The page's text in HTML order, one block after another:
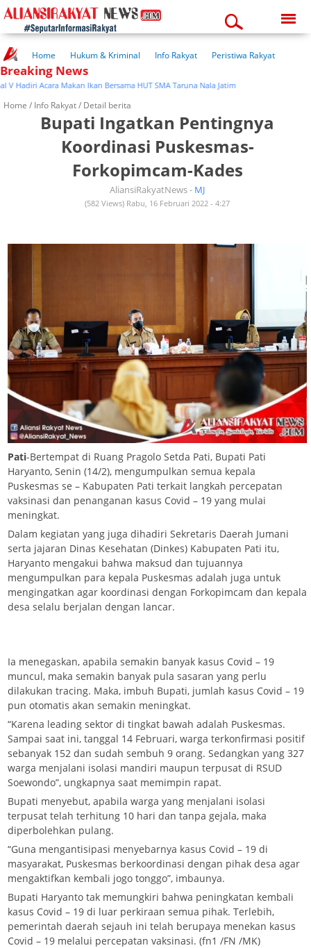
08:49:13 am
Home Hukum & Kriminal Info Rakyat
Peristiwa Rakyat
Kuliner Rakyat
Wisata Rakyat
Pendidikan
Kesehatan
Breaking News
Acara Makan Ikan Bersama HUT SMA Taruna Nala Jatim
Home / Info Rakyat/ Detail berita
Bupati Ingatkan Pentingnya
Koordinasi Puskesmas-
Forkopimcam-Kades
AliansiRakyatNews - MJ
(582 Views) Rabu, 16 Februari 2022 - 4:27
Pati-Bertempat di Ruang Pragolo Setda Pati, Bupati Pati
Haryanto, Senin (14/2), mengumpulkan semua kepala
Puskesmas se – Kabupaten Pati terkait langkah percepatan
vaksinasi dan penanganan kasus Covid – 19 yang mulai
meningkat.
Dalam kegiatan yang juga dihadiri Sekretaris Daerah Jumani
serta jajaran Dinas Kesehatan (Dinkes) Kabupaten Pati itu,
Haryanto mengakui bahwa maksud dan tujuannya
mengumpulkan para kepala Puskesmas adalah juga untuk
mengingatkan agar koordinasi dengan Forkopimcam dan kepala
desa selalu berjalan dengan lancar.
Ia menegaskan, apabila semakin banyak kasus Covid – 19
muncul, maka semakin banyak pula sasaran yang perlu
dilakukan tracing. Maka, imbuh Bupati, jumlah kasus Covid – 19
pun otomatis akan semakin meningkat.
“Karena leading sektor di tingkat bawah adalah Puskesmas.
Sampai saat ini, tanggal 14 Februari, warga terkonfirmasi positif
sebanyak 152 dan sudah sembuh 9 orang. Sedangkan yang 327
warga menjalani isolasi mandiri maupun terpusat di RSUD
Soewondo”, ungkapnya saat memimpin rapat.
Bupati menyebut, apabila warga yang menjalani isolasi
terpusat telah terhitung 10 hari dan tanpa gejala, maka
diperbolehkan pulang.
“Guna mengantisipasi menyebarnya kasus Covid – 19 di
masyarakat, Puskesmas berkoordinasi dengan pihak desa agar
mengaktifkan kembali jogo tonggo”, imbaunya.
Bupati Haryanto tak memungkiri bahwa peningkatan kembali
kasus Covid – 19 di luar perkiraan semua pihak. Terlebih,
pemerintah daerah sejauh ini telah berupaya menekan kasus
Covid – 19 melalui percepatan vaksinasi. (fn1 /FN /MK)